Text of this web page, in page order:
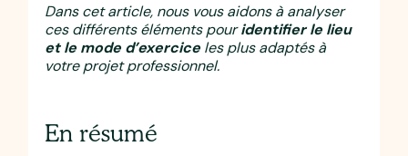
Dans cet article, nous vous aidons à analyser
ces différents éléments pouridentifier le lieu
et le mode d’exerciceles plus adaptés à
votre projet professionnel.
En résumé